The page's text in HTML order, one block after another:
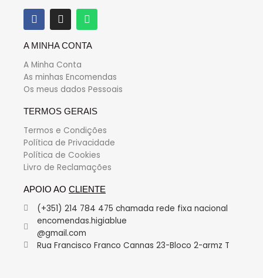
A MINHA CONTA
A Minha Conta
As minhas Encomendas
Os meus dados Pessoais
TERMOS GERAIS
Termos e Condições
Política de Privacidade
Política de Cookies
Livro de Reclamações
APOIO AO CLIENTE
(+351) 214 784 475 chamada rede fixa nacional
encomendas.higiablue
@gmail.com
Rua Francisco Franco Cannas 23-Bloco 2-armz T